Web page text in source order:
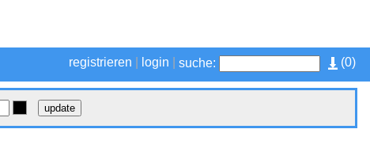
(0)
registrieren login suche: